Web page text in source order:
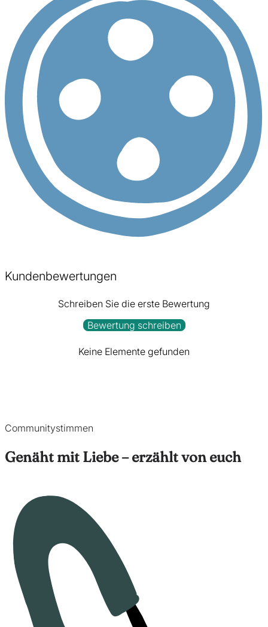
Kundenbewertungen
Schreiben Sie die erste Bewertung
Bewertung schreiben
Keine Elemente gefunden
Communitystimmen
Genäht mit Liebe – erzählt von euch